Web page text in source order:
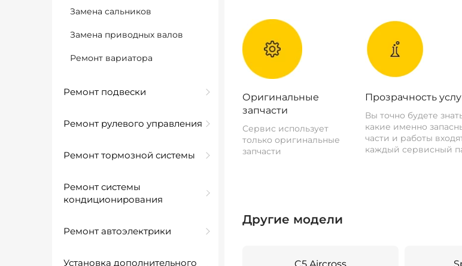
Замена сальников
Замена приводных валов
Ремонт вариатора
Ремонт подвески
Ремонт рулевого управления
Ремонт тормозной системы
Ремонт системы
кондиционирования
Ремонт автоэлектрики
Установка дополнительного
Оригинальные
запчасти
Сервис использует
только оригинальные
запчасти
Прозрачность
Вы точно будете
какие именно
части и работы
каждый сервисный
Другие модели